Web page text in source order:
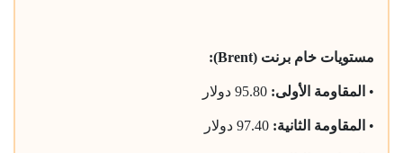
مستويات خام برنت (Brent):
• المقاومة الأولى:
• المقاومة الثانية: